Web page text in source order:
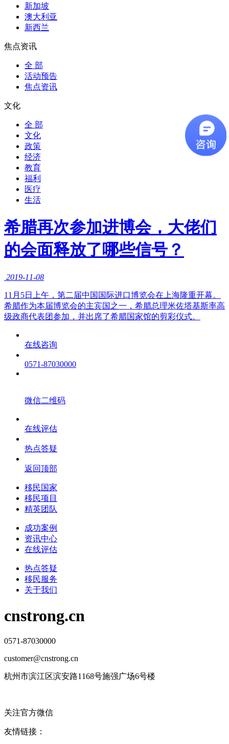
新加坡
澳大利亚
新西兰
焦点资讯
全 部
活动预告
焦点资讯
文化
全 部
文化
政策
经济
教育
福利
医疗
生活
希腊再次参加进博会，大佬们
的会面释放了哪些信号？
2019-11-08
11月5日上午，第二届中国国际进口博览会在上海隆重开幕。
希腊作为本届博览会的主宾国之一，希腊总理米佐塔基斯率高
级政商代表团参加，并出席了希腊国家馆的剪彩仪式。
在线咨询
0571-87030000
微信二维码
在线评估
热点答疑
返回顶部
移民国家
移民项目
精英团队
成功案例
资讯中心
在线评估
热点答疑
移民服务
关于我们
cnstrong.cn
0571-87030000
customer@cnstrong.cn
杭州市滨江区滨安路1168号施强广场6号楼
关注官方微信
友情链接：